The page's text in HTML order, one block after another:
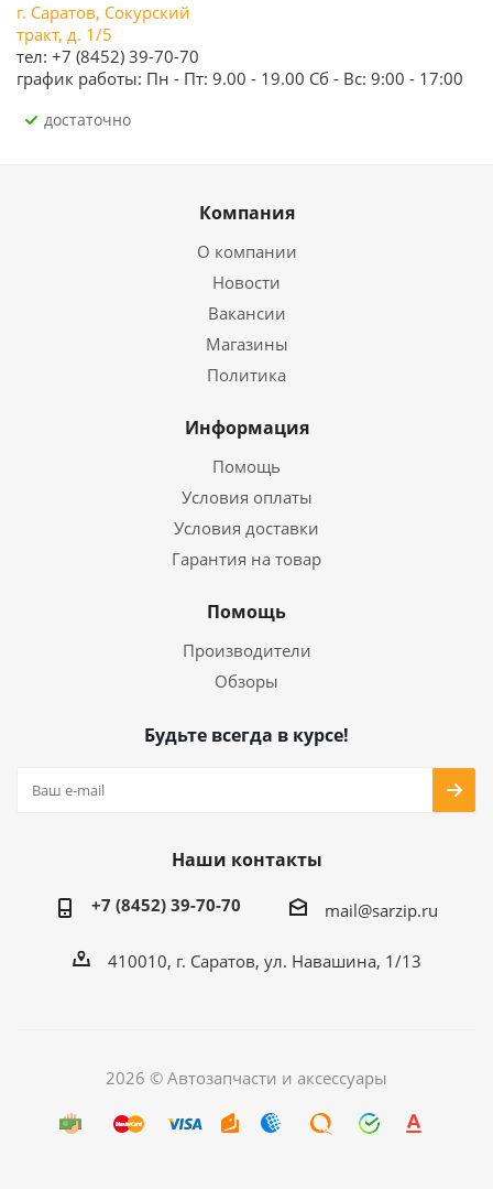
г. Саратов, Сокурский
тракт, д. 1/5
тел: +7 (8452) 39-70-70
график работы: Пн - Пт: 9.00 - 19.00 Сб - Вс: 9:00 - 17:00
Достаточно
Компания
О компании
Новости
Вакансии
Магазины
Политика
Информация
Помощь
Условия оплаты
Условия доставки
Гарантия на товар
Помощь
Производители
Обзоры
Будьте всегда в курсе!
Наши контакты
+7 (8452) 39-70-70 mail@sarzip.ru
410010, г. Саратов, ул. Навашина, 1/13
2026 © Автозапчасти и аксессуары